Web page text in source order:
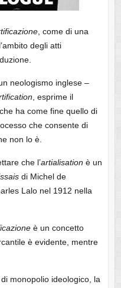
, come di una
degli atti
neologismo inglese –
, esprime il
ha come fine quello di
che consente di
non lo è.
che l’artialisation è un
di Michel de
Lalo nel 1912 nella
è un concetto
è evidente, mentre
monopolio ideologico, la